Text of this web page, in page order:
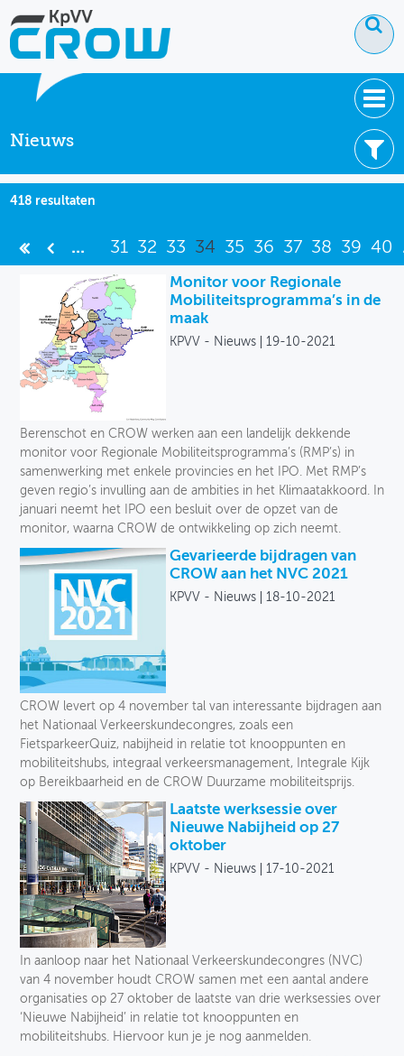
OVER KPVV
NIEUWS
NETWERK V&V
Nieuws
Duurzame mobiliteit
Ruimte en mobiliteit
Smart Mobility
Toegankelijkheid
Verkeersveiligheid
Logistiek
Fiets
Collectief vervoer
Deelmobiliteit
Auto
Soort
418 resultaten
... 31 32 33 34 35 36 37 38 39 40
Monitor voor Regionale
Mobiliteitsprogramma’s in de
maak
KPVV - Nieuws 19-10-2021
Berenschot en CROW werken aan een landelijk dekkende
monitor voor Regionale Mobiliteitsprogramma’s (RMP’s) in
samenwerking met enkele provincies en het IPO. Met RMP’s
geven regio’s invulling aan de ambities in het Klimaatakkoord. In
januari neemt het IPO een besluit over de opzet van de
monitor, waarna CROW de ontwikkeling op zich neemt.
Gevarieerde bijdragen van
CROW aan het NVC 2021
KPVV - Nieuws 18-10-2021
CROW levert op 4 november tal van interessante bijdragen aan
het Nationaal Verkeerskundecongres, zoals een
FietsparkeerQuiz, nabijheid in relatie tot knooppunten en
mobiliteitshubs, integraal verkeersmanagement, Integrale Kijk
op Bereikbaarheid en de CROW Duurzame mobiliteitsprijs.
Laatste werksessie over
Nieuwe Nabijheid op 27
oktober
KPVV - Nieuws 17-10-2021
In aanloop naar het Nationaal Verkeerskundecongres (NVC)
van 4 november houdt CROW samen met een aantal andere
organisaties op 27 oktober de laatste van drie werksessies over
‘Nieuwe Nabijheid’ in relatie tot knooppunten en
mobiliteitshubs. Hiervoor kun je je nog aanmelden.